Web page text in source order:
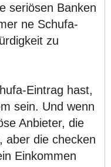
seriösen Banken
ne Schufa-
zu
Eintrag hast,
sein. Und wenn
Anbieter, die
aber die checken
Einkommen